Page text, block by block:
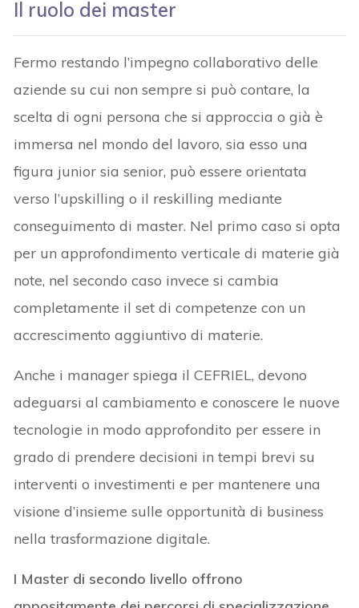
Il ruolo dei master
Fermo restando l’impegno collaborativo delle
aziende su cui non sempre si può contare, la
scelta di ogni persona che si approccia o già è
immersa nel mondo del lavoro, sia esso una
figura junior sia senior, può essere orientata
verso l’upskilling o il reskilling mediante
conseguimento di master. Nel primo caso si opta
per un approfondimento verticale di materie già
note, nel secondo caso invece si cambia
completamente il set di competenze con un
accrescimento aggiuntivo di materie.
Anche i manager spiega il CEFRIEL, devono
adeguarsi al cambiamento e conoscere le nuove
tecnologie in modo approfondito per essere in
grado di prendere decisioni in tempi brevi su
interventi o investimenti e per mantenere una
visione d’insieme sulle opportunità di business
nella trasformazione digitale.
I Master di secondo livello offrono